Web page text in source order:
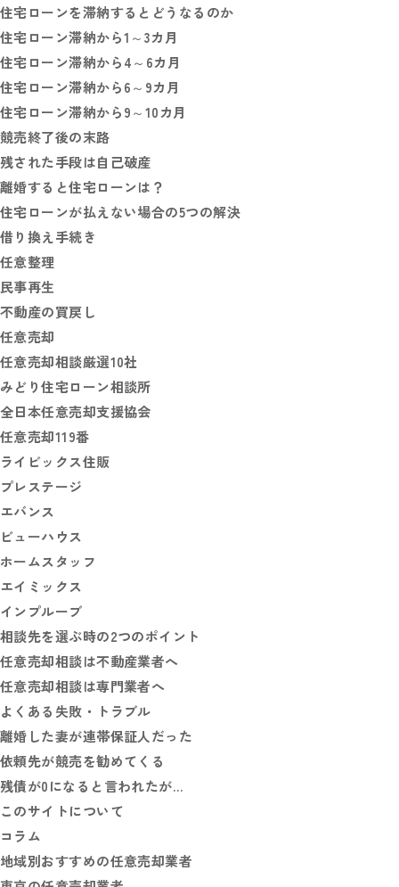
住宅ローンを滞納するとどうなるのか
住宅ローン滞納から1～3カ月
住宅ローン滞納から4～6カ月
住宅ローン滞納から6～9カ月
住宅ローン滞納から9～10カ月
競売終了後の末路
残された手段は自己破産
離婚すると住宅ローンは？
住宅ローンが払えない場合の5つの解決
借り換え手続き
任意整理
民事再生
不動産の買戻し
任意売却
任意売却相談厳選10社
みどり住宅ローン相談所
全日本任意売却支援協会
任意売却119番
ライビックス住販
プレステージ
エバンス
ビューハウス
ホームスタッフ
エイミックス
インプルーブ
相談先を選ぶ時の2つのポイント
任意売却相談は不動産業者へ
任意売却相談は専門業者へ
よくある失敗・トラブル
離婚した妻が連帯保証人だった
依頼先が競売を勧めてくる
残債が0になると言われたが…
このサイトについて
コラム
地域別おすすめの任意売却業者